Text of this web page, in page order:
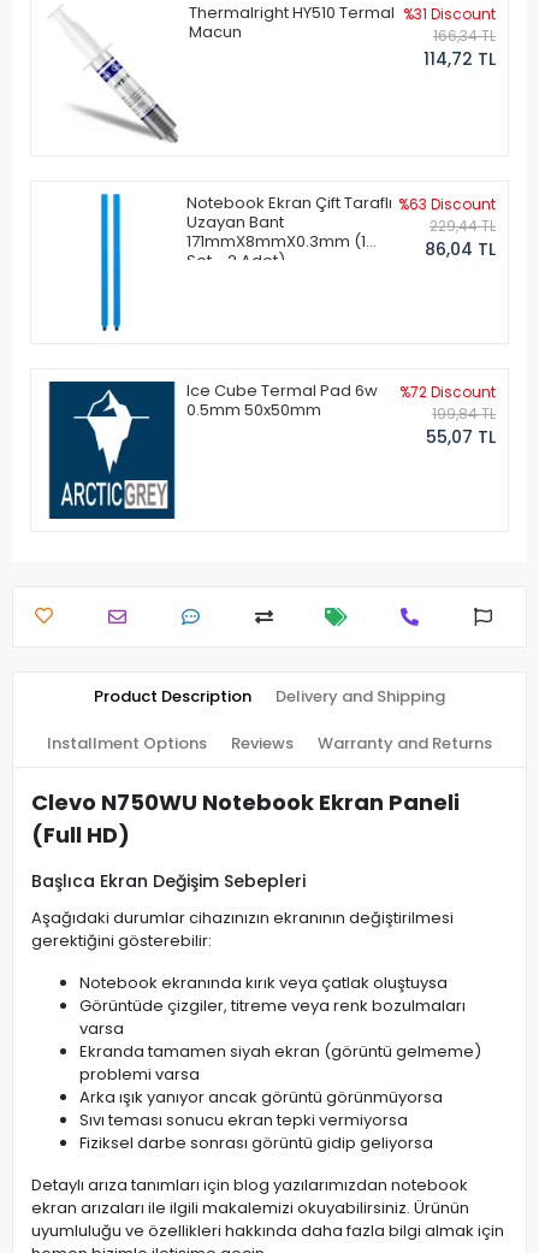
Thermalright HY510 Termal
Macun
%31 Discount
166,34 TL
114,72 TL
Notebook Ekran Çift Taraflı
Uzayan Bant
171mmX8mmX0.3mm (1
Set - 2 Adet)
%63 Discount
229,44 TL
86,04 TL
Ice Cube Termal Pad 6w
0.5mm 50x50mm
%72 Discount
199,84 TL
55,07 TL
Product Description Delivery and Shipping
Installment Options Reviews Warranty and Returns
Clevo N750WU Notebook Ekran Paneli
(Full HD)
Başlıca Ekran Değişim Sebepleri
Aşağıdaki durumlar cihazınızın ekranının değiştirilmesi
gerektiğini gösterebilir:
Notebook ekranında kırık veya çatlak oluştuysa
Görüntüde çizgiler, titreme veya renk bozulmaları
varsa
Ekranda tamamen siyah ekran (görüntü gelmeme)
problemi varsa
Arka ışık yanıyor ancak görüntü görünmüyorsa
Sıvı teması sonucu ekran tepki vermiyorsa
Fiziksel darbe sonrası görüntü gidip geliyorsa
Detaylı arıza tanımları için blog yazılarımızdan notebook
ekran arızaları ile ilgili makalemizi okuyabilirsiniz. Ürünün
uyumluluğu ve özellikleri hakkında daha fazla bilgi almak için